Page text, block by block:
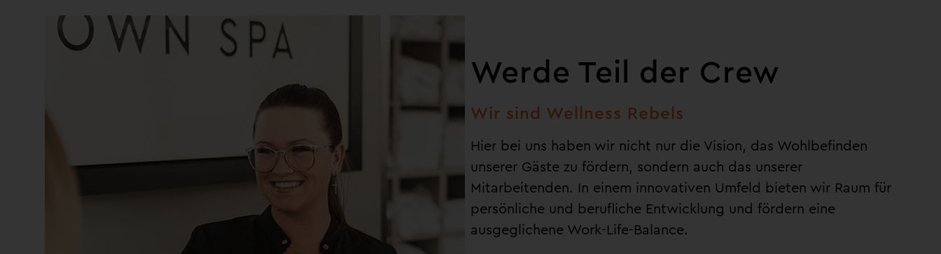
Werde Teil der Crew
Wir sind Wellness Rebels
Hier bei uns haben wir nicht nur die Vision, das Wohlbefinden
unserer Gäste zu fördern, sondern auch das unserer
Mitarbeitenden. In einem innovativen Umfeld bieten wir Raum für
persönliche und berufliche Entwicklung und fördern eine
ausgeglichene Work-Life-Balance.